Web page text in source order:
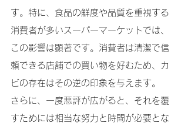
す。特に、食品の鮮度や品質を重視する
消費者が多いスーパーマーケットでは、
この影響は顕著です。消費者は清潔で信
頼できる店舗での買い物を好むため、カ
ビの存在はその逆の印象を与えます。
さらに、一度悪評が広がると、それを覆
すためには相当な努力と時間が必要とな